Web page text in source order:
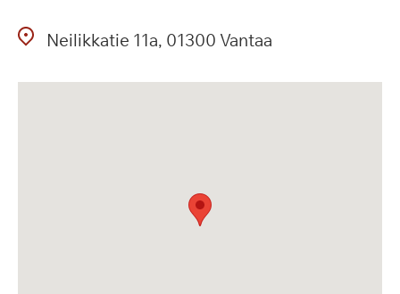
Neilikkatie 11a 01300 Vantaa